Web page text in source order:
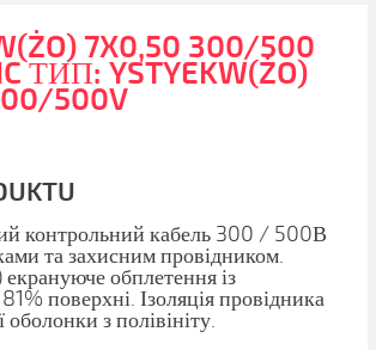
7X0,50 300/500
ТИП: YSTYEKW(ŻO)
500V
контрольний кабель 300 / 500В
та захисним провідником.
обплетення із
поверхні. Ізоляція провідника
оболонки з полівініту.